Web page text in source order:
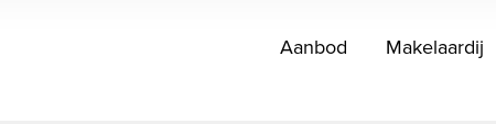
Aanbod Makelaardij